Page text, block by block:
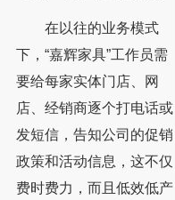
在以往的业务模式
下，“嘉辉家具”工作员需
要给每家实体门店、网
店、经销商逐个打电话或
发短信，告知公司的促销
政策和活动信息，这不仅
费时费力，而且低效低产